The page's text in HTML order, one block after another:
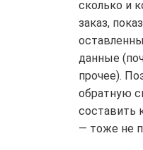
сколько и
заказ,
данные
прочее).
обратную
составить
— тоже не